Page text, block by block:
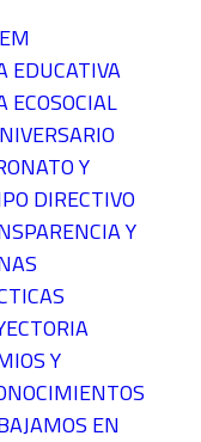
EDUCATIVA
ECOSOCIAL
Y
DIRECTIVO
Y
Y
EN